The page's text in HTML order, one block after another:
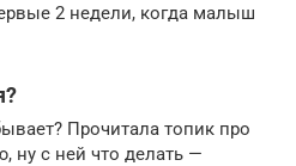
2 недели, когда малыш
Прочитала топик про
ну с ней что делать —